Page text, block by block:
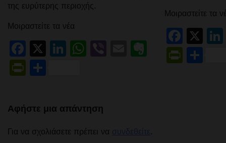
της ευρύτερης περιοχής.
Μοιραστείτε τα νέα
Facebook
X LinkedIn
WhatsApp
ViberEmailEvernote
PrintFriendly
Μοιραστείτε τα
X
Αφήστε μια απάντηση
Για να σχολιάσετε πρέπει να .